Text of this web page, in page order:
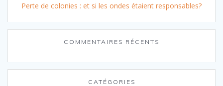
Perte de colonies : et si les ondes étaient responsables?
COMMENTAIRES RÉCENTS
CATÉGORIES